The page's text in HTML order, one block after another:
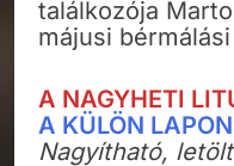
találkozója
májusi
A NAGYHETI
A KÜLÖN
Nagyítható,